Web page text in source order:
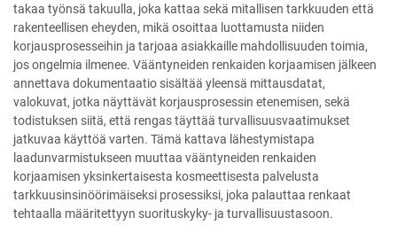
takaa työnsä takuulla, joka kattaa sekä mitallisen tarkkuuden että
rakenteellisen eheyden, mikä osoittaa luottamusta niiden
korjausprosesseihin ja tarjoaa asiakkaille mahdollisuuden toimia,
jos ongelmia ilmenee. Vääntyneiden renkaiden korjaamisen jälkeen
annettava dokumentaatio sisältää yleensä mittausdatat,
valokuvat, jotka näyttävät korjausprosessin etenemisen, sekä
todistuksen siitä, että rengas täyttää turvallisuusvaatimukset
jatkuvaa käyttöä varten. Tämä kattava lähestymistapa
laadunvarmistukseen muuttaa vääntyneiden renkaiden
korjaamisen yksinkertaisesta kosmeettisesta palvelusta
tarkkuusinsinöörimäiseksi prosessiksi, joka palauttaa renkaat
tehtaalla määritettyyn suorituskyky- ja turvallisuustasoon.